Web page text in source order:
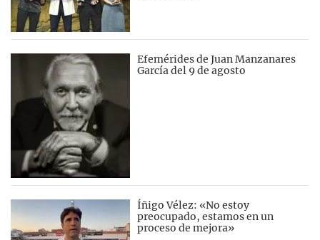
Efemérides de Juan Manzanares
García del 9 de agosto
Íñigo Vélez: «No estoy
preocupado, estamos en un
proceso de mejora»